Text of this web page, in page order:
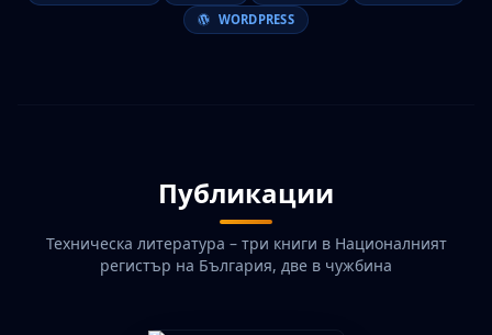
WORDPRESS
Публикации
Техническа литература – три книги в Националният
регистър на България, две в чужбина